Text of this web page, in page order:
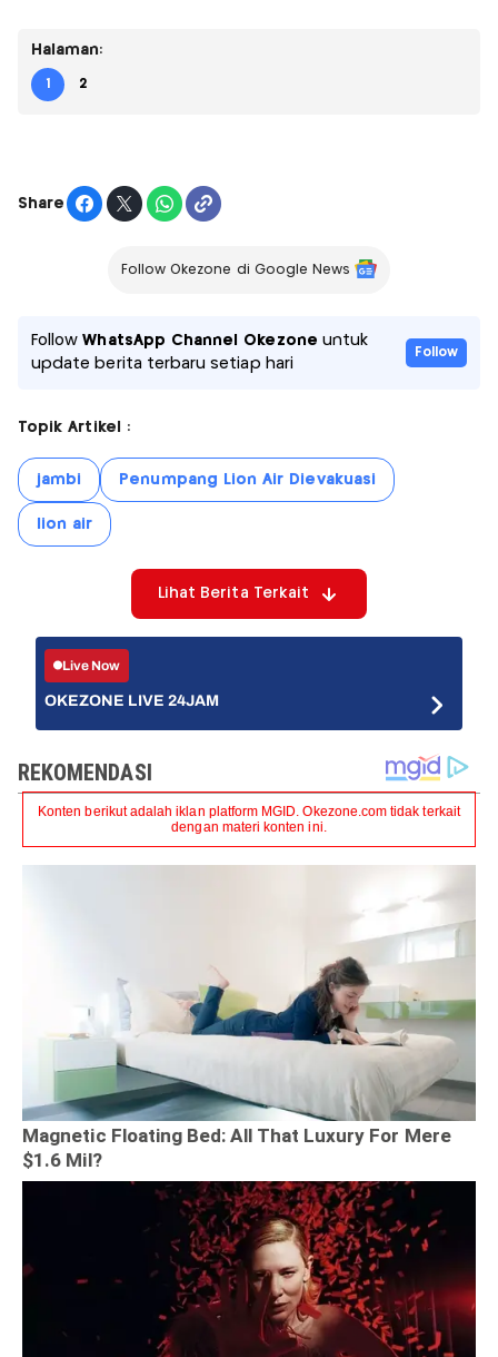
Halaman:
1 2
Share
Follow Okezone di Google News
FollowWhatsApp Channel Okezone untuk
update berita terbaru setiap hari
Follow
Topik Artikel :
jambi Penumpang Lion Air Dievakuasi
lion air
Lihat Berita Terkait
Live Now
OKEZONE LIVE 24JAM